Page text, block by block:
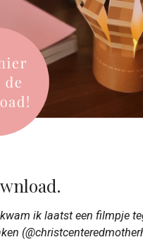
ik laatst een filmpje